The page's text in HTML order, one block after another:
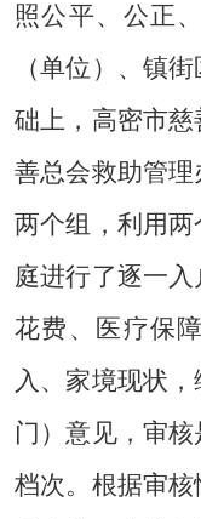
照公平、公正
（单位）、镇
础上，高密市
善总会救助管
两个组，利用
庭进行了逐一入
花费、医疗保
入、家境现状
门）意见，审
档次。根据审